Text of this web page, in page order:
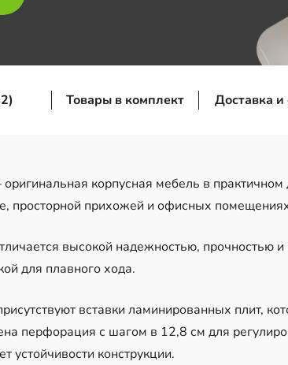
Товары в комплект Доставка и
корпусная мебель в практичном
просторной прихожей и офисных
высокой надежностью, прочностью
для плавного хода.
вставки ламинированных плит,
перфорация с шагом в 12,8 см для
устойчивости конструкции.